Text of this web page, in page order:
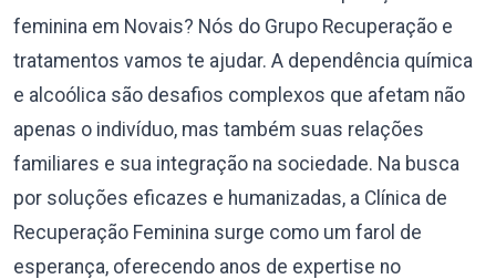
feminina em Novais? Nós do Grupo Recuperação e
tratamentos vamos te ajudar. A dependência química
e alcoólica são desafios complexos que afetam não
apenas o indivíduo, mas também suas relações
familiares e sua integração na sociedade. Na busca
por soluções eficazes e humanizadas, a Clínica de
Recuperação Feminina surge como um farol de
esperança, oferecendo anos de expertise no